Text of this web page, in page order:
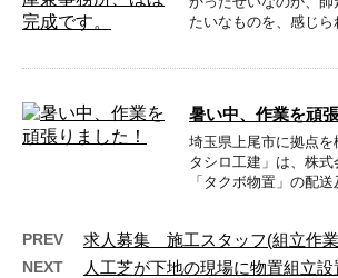
たいなものを、感じ
暑い中、作業を頑
埼玉県上尾市に拠点を
タシロ工建」は、株
「タクボ物置」の配
PREV 求人募集 施工スタッフ(組立作
NEXT 人工芝が下地の現場に物置組立設